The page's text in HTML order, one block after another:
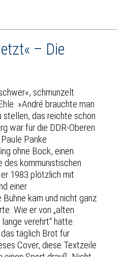
– Die
schmunzelt
»André brauchte man
stellen, das reichte schon
war für die DDR-Oberen
Panke
ohne Bock, einen
des kommunistischen
1983 plötzlich mit
einer
kam und nicht ganz
Wie er von „alten
verehrt“ hätte.
täglich Brot für
Cover, diese Textzeile